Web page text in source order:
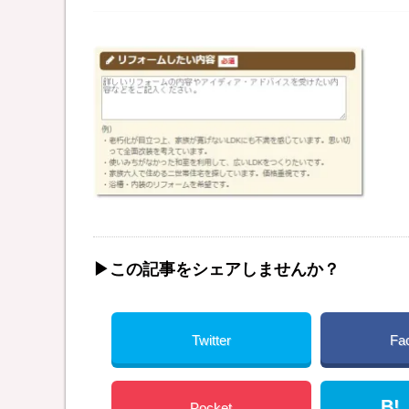
▶︎この記事をシェアしませんか？
Twitter